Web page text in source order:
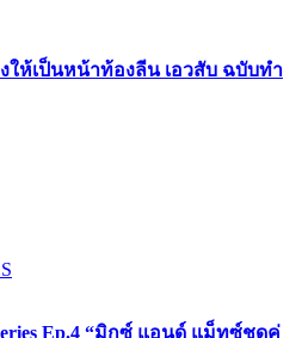
ให้เป็นหน้าท้องลีน เอวสับ ฉบับทำ
Ep.4 “มิกซ์ แอนด์ แม็ทซ์ชุดคู่